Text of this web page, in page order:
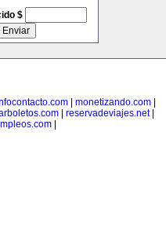
$
| monetizando.com|
| reservadeviajes.net|
|